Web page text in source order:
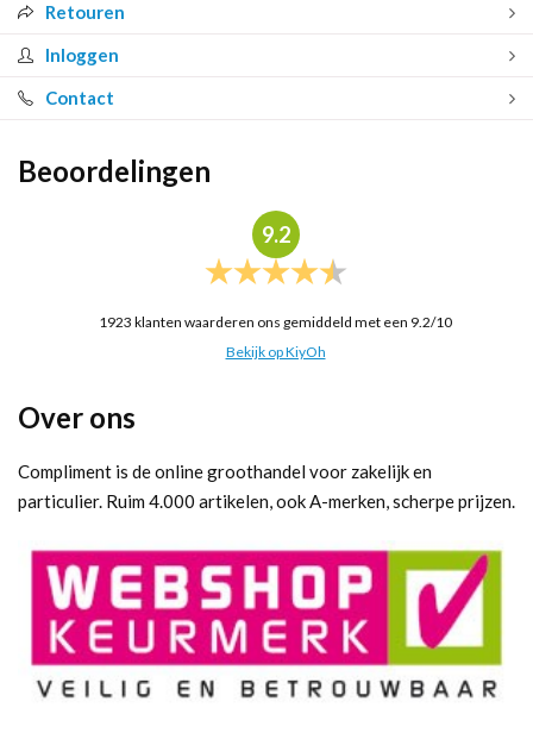
Retouren
Inloggen
Contact
Beoordelingen
9.2
1923 klanten waarderen ons gemiddeld met een 9.2/10
Bekijk op KiyOh
Over ons
Compliment is de online groothandel voor zakelijk en
particulier. Ruim 4.000 artikelen, ook A-merken, scherpe prijzen.